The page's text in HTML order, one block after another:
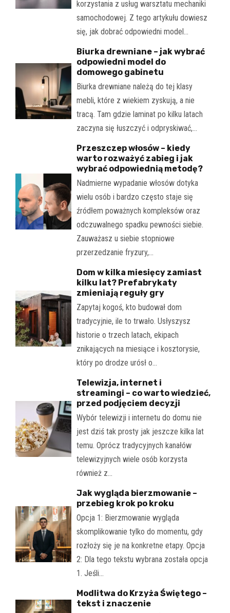
korzystania z usług warsztatu mechaniki
samochodowej. Z tego artykułu dowiesz
się, jak dobrać odpowiedni model…
Biurka drewniane – jak wybrać
odpowiedni model do
domowego gabinetu
Biurka drewniane należą do tej klasy
mebli, które z wiekiem zyskują, a nie
tracą. Tam gdzie laminat po kilku latach
zaczyna się łuszczyć i odpryskiwać,…
Przeszczep włosów – kiedy
warto rozważyć zabieg i jak
wybrać odpowiednią metodę?
Nadmierne wypadanie włosów dotyka
wielu osób i bardzo często staje się
źródłem poważnych kompleksów oraz
odczuwalnego spadku pewności siebie.
Zauważasz u siebie stopniowe
przerzedzanie fryzury,…
Dom w kilka miesięcy zamiast
kilku lat? Prefabrykaty
zmieniają reguły gry
Zapytaj kogoś, kto budował dom
tradycyjnie, ile to trwało. Usłyszysz
historie o trzech latach, ekipach
znikających na miesiące i kosztorysie,
który po drodze urósł o…
Telewizja, internet i
streamingi – co warto wiedzieć,
przed podjęciem decyzji
Wybór telewizji i internetu do domu nie
jest dziś tak prosty jak jeszcze kilka lat
temu. Oprócz tradycyjnych kanałów
telewizyjnych wiele osób korzysta
również z…
Jak wygląda bierzmowanie –
przebieg krok po kroku
Opcja 1: Bierzmowanie wygląda
skomplikowanie tylko do momentu, gdy
rozłoży się je na konkretne etapy. Opcja
2: Dla tego tekstu wybrana została opcja
1. Jeśli…
Modlitwa do Krzyża Świętego –
tekst i znaczenie